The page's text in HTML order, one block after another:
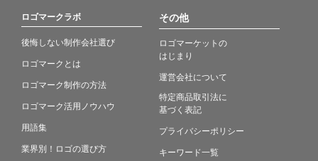
ロゴマークラボ
後悔しない制作会社選び
ロゴマークとは
ロゴマーク制作の方法
ロゴマーク活用ノウハウ
用語集
業界別！ロゴの選び方
その他
ロゴマーケットの
はじまり
運営会社について
特定商品取引法に
基づく表記
プライバシーポリシー
キーワード一覧